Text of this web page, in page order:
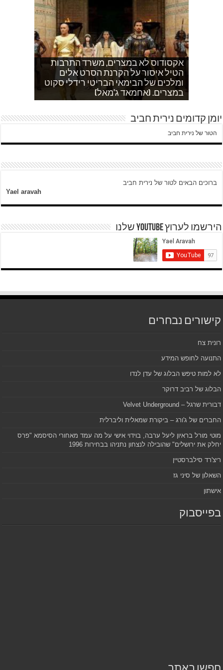
אקסודוס לא במצרים, משרד התרבות
הטיל איסור על הקרנת הסרט אלים
ומלכים של הבימאי הבריטי רידלי סקוט
במצרים. (אחמאד ג'מאל)
אחמד כותב על השאלה שעולה במצרים
לגבי הסכמי קמפ דויד
איך הפכתי לטרוריסט. עדות שסיפר לי
ח'אדר בבית לחם.
עוד בוקר בדרך לגן…סובחייה כותבת ד"ש
מהחיים בין המחסומים במזרח ירושלים
לאדם אני משתדלת לא לספר כלום
וכשיש ירי
אחהצ שקט באום לייסון, בשעות בין
ערביים צור באהר נשקפת פסטורלית
היום לא היו כאן עימותים.
יומן קדומים נירית חביב
הטור של נירית חביב
ברוכים הבאים לטור של נירית חביב
Yael aravah
הירשמו לערוץ YOUTUBE שלנו
קישורים נבחרים
רונית צח
התנועה לחופש המידע
לא למות טיפש הבלוג של עדן לנדו
הבלוג של רביב דרוקר
דבורית שרגל – Velvet Underground
החברים של ג'ורג – ביקורת שמאלית וליברלית
מוטי מורל בראיון ליעל ערבה, בוידוי אישי על מה עמד מאחורי הסיסמא "פרס
יחלק את ירושלים" שהובילה לנצחון נתניהו בבחירות 1996
ריצ'רד סילברסטיין
השאלון של סיני גז
אישתון
בפייסבוק